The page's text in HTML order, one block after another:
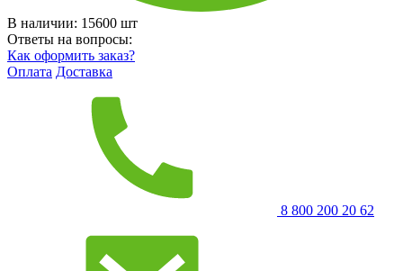
В наличии: 15600 шт
Ответы на вопросы:
Как оформить заказ?
Оплата Доставка
8 800 200 20 62